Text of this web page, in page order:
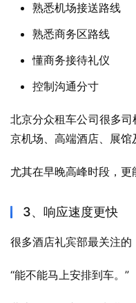
熟悉机场接送路线
熟悉商务区路线
懂商务接待礼仪
控制沟通分寸
北京分众租车公司很多
京机场、高端酒店、展馆
尤其在早晚高峰时段，更
3、响应速度更快
很多酒店礼宾部最关注的
“能不能马上安排到车。”